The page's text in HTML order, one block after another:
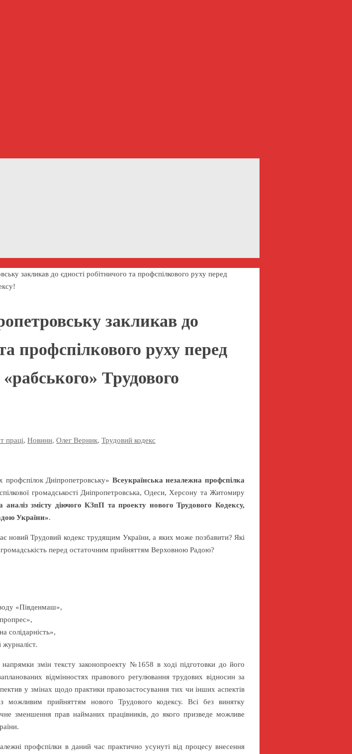
закликав до єдності робітничого та профспілкового руху перед
закликав до
профспілкового руху перед
Трудового
праці, Новини, Олег Верник, Трудовий кодекс
профспілок Дніпропетровську» Всеукраїнська незалежна профспілка
громадськості Дніпропетровська, Одеси, Херсону та Житомиру
аналіз змісту діючого КЗпП та проекту нового Трудового Кодексу,
України».
новий Трудовий кодекс трудящим України, а яких може позбавити? Які
перед остаточним прийняттям Верховною Радою?
«Південмаш»,
солідарність»,
журналіст.
змін тексту законопроекту №1658 в ході підготовки до його
відмінностях правового регулювання трудових відносин за
у змінах щодо практики правозастосування тих чи інших аспектів
можливим прийняттям нового Трудового кодексу. Всі без винятку
зменшення прав найманих працівників, до якого призведе можливе
профспілки в даний час практично усунуті від процесу внесення